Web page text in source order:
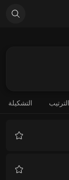
الترتيب التشكيلة